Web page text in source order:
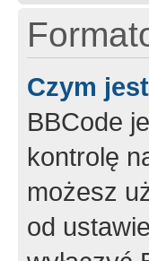
Czym
BBCode
kontrolę
możesz
od